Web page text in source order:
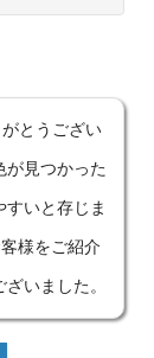
とうござい
が見つかった
いと存じま
様をご紹介
いました。